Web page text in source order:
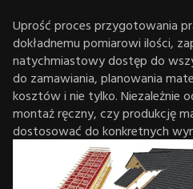
Uprość proces przygotowania
dokładnemu pomiarowi ilości,
natychmiastowy dostęp do
do zamawiania, planowania
kosztów i nie tylko. Niezależnie
montaż ręczny, czy produkcję
dostosować do konkretnych